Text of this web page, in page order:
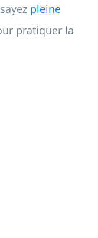
pleine
pratiquer la